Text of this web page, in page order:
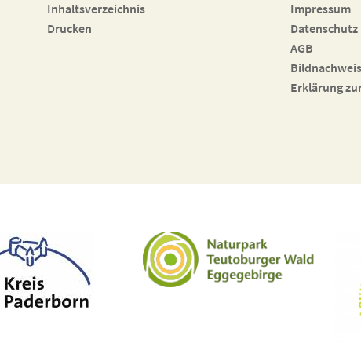
Inhaltsverzeichnis
Drucken
Impressum
Datenschutz
AGB
Bildnachweis
Erklärung